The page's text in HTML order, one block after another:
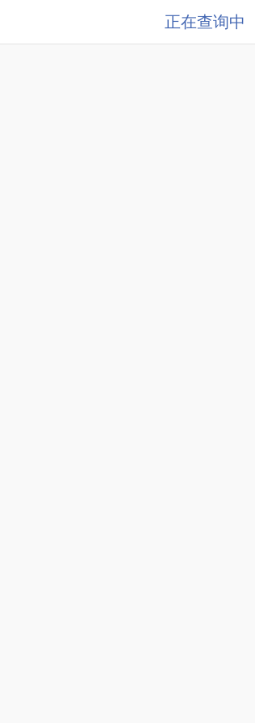
正在查询中